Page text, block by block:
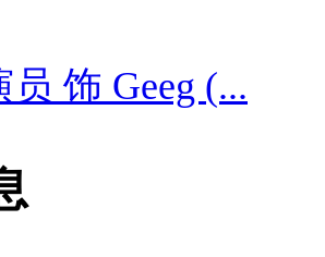
员 饰 Geeg (...